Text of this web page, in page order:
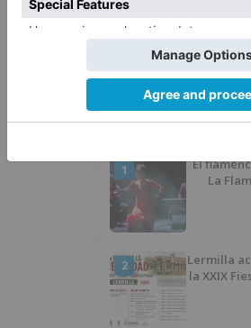
5
"vaciado
del
LO
1
El
La
2
Lermilla
la XXIX